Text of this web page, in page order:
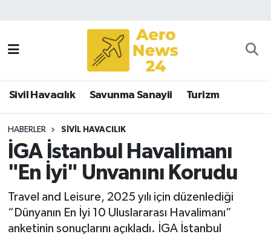
Sivil Havacılık Savunma Sanayii Turizm
HABERLER SIVIL HAVACILIK
İGA İstanbul Havalimanı
"En İyi" Unvanını Korudu
Travel and Leisure, 2025 yılı için düzenlediği
“Dünyanın En İyi 10 Uluslararası Havalimanı”
anketinin sonuçlarını açıkladı. İGA İstanbul